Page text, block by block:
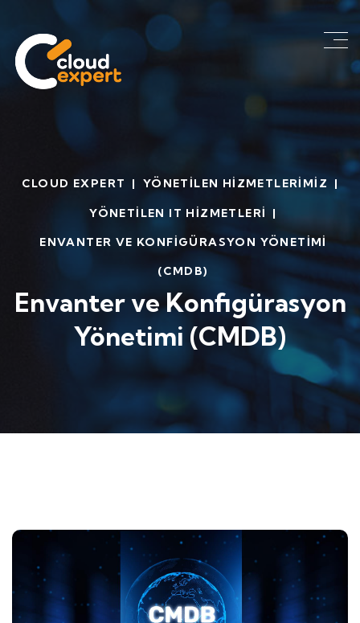
CLOUD EXPERT | YÖNETILEN HIZMETLERIMIZ |
YÖNETILEN IT HIZMETLERI
|
ENVANTER VE KONFIGÜRASYON YÖNETIMI
(CMDB)
Envanter ve Konfigürasyon
Yönetimi (CMDB)